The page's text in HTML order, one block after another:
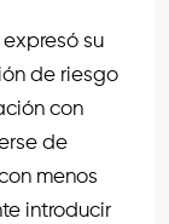
su
de riesgo
con
de
menos
introducir